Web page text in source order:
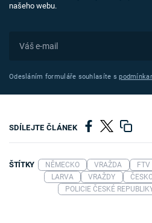
našeho webu.
Odesláním formuláře souhlasíte s
SDÍLEJTE ČLÁNEK
ŠTÍTKY NĚMECKO VRAŽDA
LARVA
VRAŽDY
POLICIE ČESKÉ